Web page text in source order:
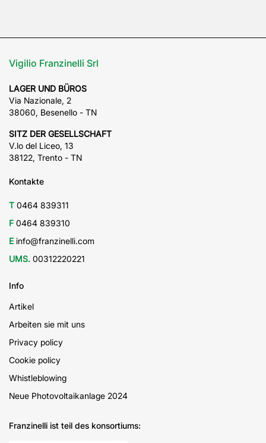
Vigilio Franzinelli Srl
LAGER UND BÜROS
Via Nazionale, 2
38060, Besenello - TN
SITZ DER GESELLSCHAFT
V.lo del Liceo, 13
38122, Trento - TN
Kontakte
T 0464 839311
F 0464 839310
E info@franzinelli.com
UMS. 00312220221
Info
Artikel
Arbeiten sie mit uns
Privacy policy
Cookie policy
Whistleblowing
Neue Photovoltaikanlage 2024
Franzinelli ist teil des konsortiums: